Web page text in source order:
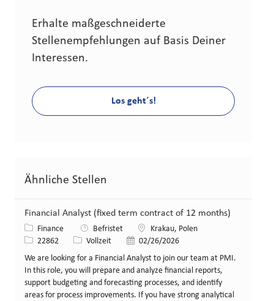
Erhalte maßgeschneiderte
Stellenempfehlungen auf Basis Deiner
Interessen.
Los geht´s!
Ähnliche Stellen
Financial Analyst (fixed term contract of 12 months)
Kategorie
Finance Befristet Standort
Krakau, Polen
Stellen-ID
22862 Art der Stelle
Vollzeit Veröffentlicht am
02/26/2026
We are looking for a Financial Analyst to join our team at PMI.
In this role, you will prepare and analyze financial reports,
support budgeting and forecasting processes, and identify
areas for process improvements. If you have strong analytical